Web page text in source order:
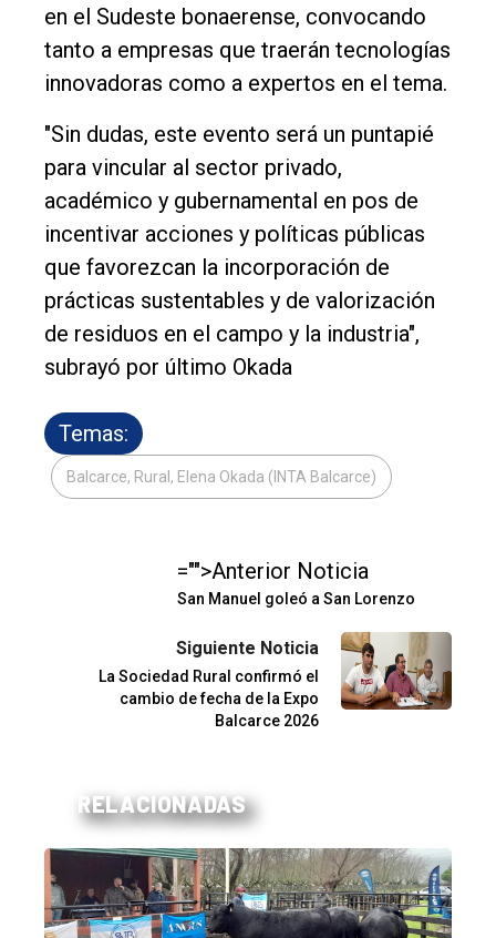
en el Sudeste bonaerense, convocando
tanto a empresas que traerán tecnologías
innovadoras como a expertos en el tema.
"Sin dudas, este evento será un puntapié
para vincular al sector privado,
académico y gubernamental en pos de
incentivar acciones y políticas públicas
que favorezcan la incorporación de
prácticas sustentables y de valorización
de residuos en el campo y la industria",
subrayó por último Okada
Temas:
Balcarce, Rural, Elena Okada (INTA Balcarce)
="">Anterior Noticia
San Manuel goleó a San Lorenzo
Siguiente Noticia
La Sociedad Rural confirmó el
cambio de fecha de la Expo
Balcarce 2026
RELACIONADAS